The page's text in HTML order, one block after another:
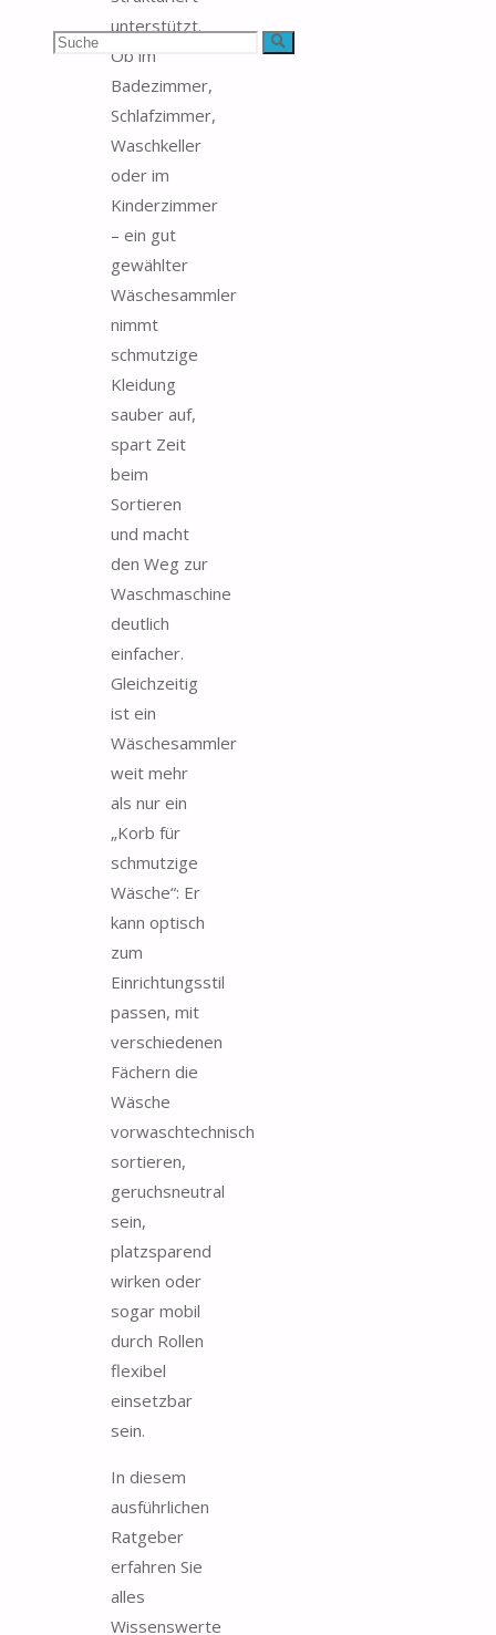
Suchen Suche
unterstützt.
Ob im
Badezimmer,
Schlafzimmer,
Waschkeller
oder im
Kinderzimmer
– ein gut
gewählter
Wäschesammler
nimmt
schmutzige
Kleidung
sauber auf,
spart Zeit
beim
Sortieren
und macht
den Weg zur
Waschmaschine
deutlich
einfacher.
Gleichzeitig
ist ein
Wäschesammler
weit mehr
als nur ein
„Korb für
schmutzige
Wäsche“: Er
kann optisch
zum
Einrichtungsstil
passen, mit
verschiedenen
Fächern die
Wäsche
vorwaschtechnisch
sortieren,
geruchsneutral
sein,
platzsparend
wirken oder
sogar mobil
durch Rollen
flexibel
einsetzbar
sein.
In diesem
ausführlichen
Ratgeber
erfahren Sie
alles
Wissenswerte